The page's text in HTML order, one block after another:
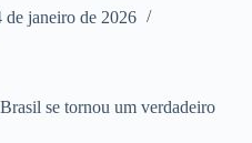
de janeiro de 2026
se tornou um verdadeiro